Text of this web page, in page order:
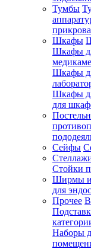
Тумбы
Шкафы
Шкафы
Шкафы
Шкафы
для
Сейфы
Стойки
Ширмы
для
Прочее
Наборы